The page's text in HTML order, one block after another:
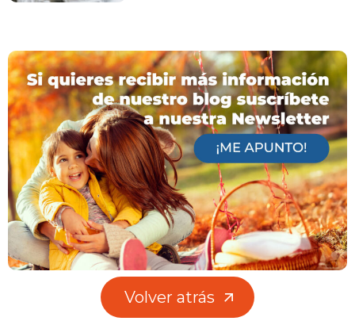
Volver atrás